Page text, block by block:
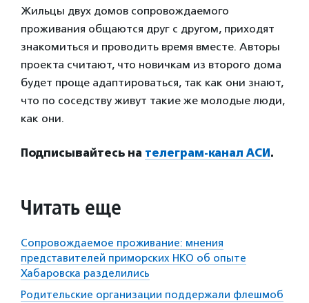
Жильцы двух домов сопровождаемого
проживания общаются друг с другом, приходят
знакомиться и проводить время вместе. Авторы
проекта считают, что новичкам из второго дома
будет проще адаптироваться, так как они знают,
что по соседству живут такие же молодые люди,
как они.
Подписывайтесь на телеграм-канал АСИ .
Читать еще
Сопровождаемое проживание: мнения
представителей приморских НКО об опыте
Хабаровска разделились
Родительские организации поддержали флешмоб